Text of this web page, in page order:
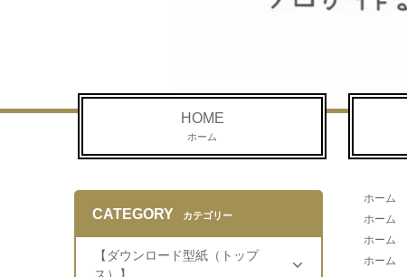
HOME
ホーム
ホーム
ホーム
ホーム
ホーム
CATEGORY カテゴリー
【ダウンロード型紙（トップ